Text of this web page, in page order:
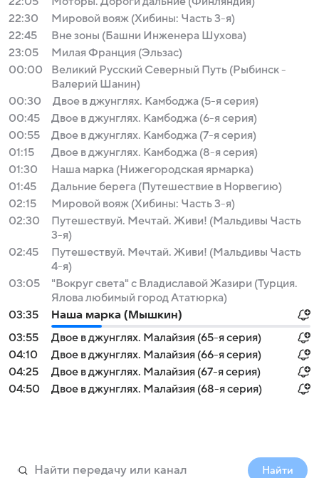
22:30
Мировой вояж (Хибины: Часть 3-я)
22:45
Вне зоны (Башни Инженера Шухова)
23:05
Милая Франция (Эльзас)
00:00
Великий Русский Северный Путь (Рыбинск -
Валерий Шанин)
00:30
Двое в джунглях. Камбоджа (5-я серия)
00:45
Двое в джунглях. Камбоджа (6-я серия)
00:55
Двое в джунглях. Камбоджа (7-я серия)
01:15
Двое в джунглях. Камбоджа (8-я серия)
01:30
Наша марка (Нижегородская ярмарка)
01:45
Дальние берега (Путешествие в Норвегию)
02:15
Мировой вояж (Хибины: Часть 3-я)
02:30
Путешествуй. Мечтай. Живи! (Мальдивы Часть
3-я)
02:45
Путешествуй. Мечтай. Живи! (Мальдивы Часть
4-я)
03:05
"Вокруг света" с Владиславой Жазири (Турция.
Ялова любимый город Ататюрка)
03:35
Наша марка (Мышкин)
03:55
Двое в джунглях. Малайзия (65-я серия)
04:10
Двое в джунглях. Малайзия (66-я серия)
04:25
Двое в джунглях. Малайзия (67-я серия)
04:50
Двое в джунглях. Малайзия (68-я серия)
Найти